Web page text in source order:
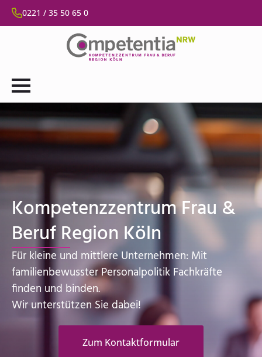
0221 / 35 50 65 0
Kompetenzzentrum Frau &
Beruf Region Köln
Für kleine und mittlere Unternehmen: Mit
familienbewusster Personalpolitik Fachkräfte
finden und binden.
Wir unterstützen Sie dabei!
Zum Kontaktformular